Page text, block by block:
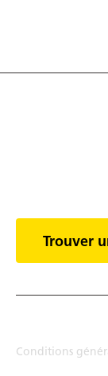
Trouver
Conditions